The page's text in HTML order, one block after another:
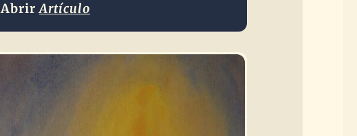
AbrirArtículo